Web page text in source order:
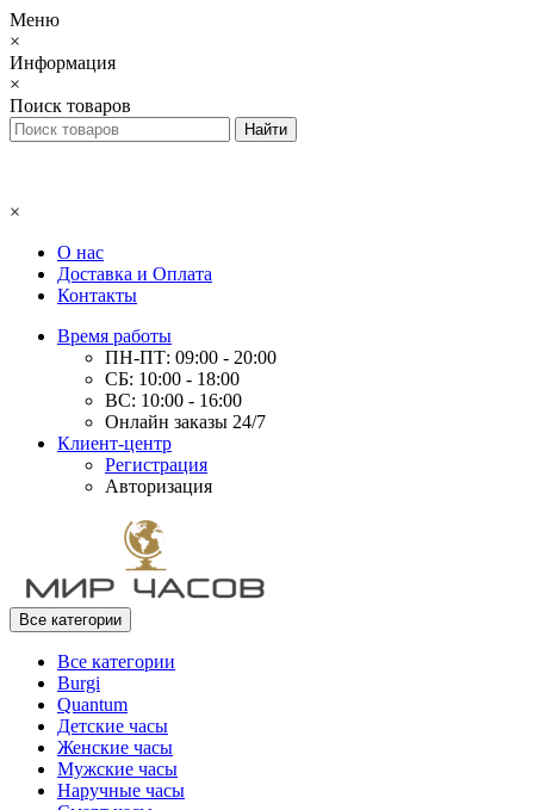
Меню
×
Информация
×
Поиск товаров
×
О нас
Доставка и Оплата
Контакты
Время работы
ПН-ПТ: 09:00 - 20:00
СБ: 10:00 - 18:00
ВС: 10:00 - 16:00
Онлайн заказы 24/7
Клиент-центр
Регистрация
Авторизация
Все категории
Все категории
Burgi
Quantum
Детские часы
Женские часы
Мужские часы
Наручные часы